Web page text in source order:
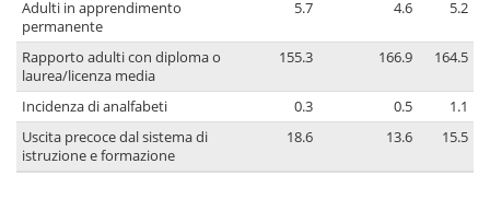
Adulti in apprendimento
permanente
5.7 4.6 5.2
Rapporto adulti con diploma o
laurea/licenza media
155.3 166.9 164.5
Incidenza di analfabeti 0.3 0.5
1.1
Uscita precoce dal sistema di
istruzione e formazione
18.6 13.6 15.5